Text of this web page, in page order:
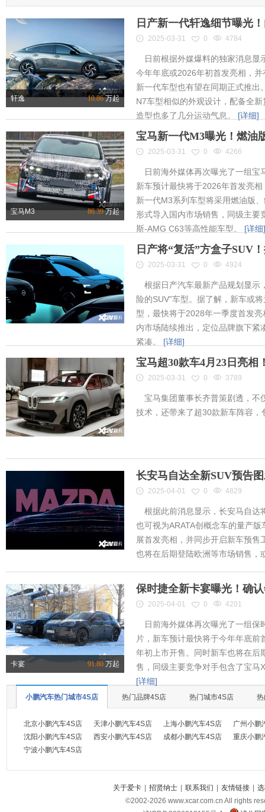
轩逸 10.86万起
日产新一代轩逸细节曝光
2025-03-31 0 4784
日前根据外媒爆料的独家消息显
今年年底或2026年初首发亮相，
新一代车型也有望在同期正式推出
N7车型相似的外观设计，配备全
造型也多了几分运动气息。 [详细]
宝马M3 86.39万起
宝马新一代M3曝光！燃油
2025-03-31 0 4266
日前海外媒体再次曝光了一组宝
新车预计最快将于2026年首发亮
新一代M3系列车型将采用燃油版
形式导入国内市场销售，同级主要
斯-AMG C63等高性能车型。 [详细]
日产将“复活”方盒子SUV
2025-03-31 0 4924
根据日产汽车最新产品规划显示
险的SUV”车型。据了解，新车或
型，最快将于2028年一季度首发
内市场陆续推出，定位品牌旗下紧
紧凑。 [详细]
宝马超30款车4月23日亮
2025-03-31 0 3789
宝马集团董事长齐普策剧透，不
技术，还带来了超30款新车阵容
长安马自达全新SUV预告
2025-04-01 0 4829
根据此前消息显示，长安马自达
也可视为ARATA创概念车的量产
展首发亮相，并同步开启新车预售
也将在后期登陆欧洲等市场销售，
卡宴 91.80万起
保时捷全新卡宴曝光！确
2025-04-01 0 4201
日前海外媒体再次曝光了一组保
片，新车预计最快将于今年年底
年初上市开售。同时新车也将在后
售，同级主要竞争对手包含了宝马
[详细]
小鹏汽车热门城市4S店 热门品牌4S店 热门城市4S店
北京小鹏汽车4S店 天津小鹏汽车4S店 上海小鹏汽车4S店
广州小鹏
沈阳小鹏汽车4S店
西安小鹏汽车4S店 成都小鹏汽车4S店
重庆小鹏
宁波小鹏汽车4S店
关于爱卡 | 招贤纳士 | 联系我们 | 友情链接 |
©2002-2026 www.xcar.com.cn All rights